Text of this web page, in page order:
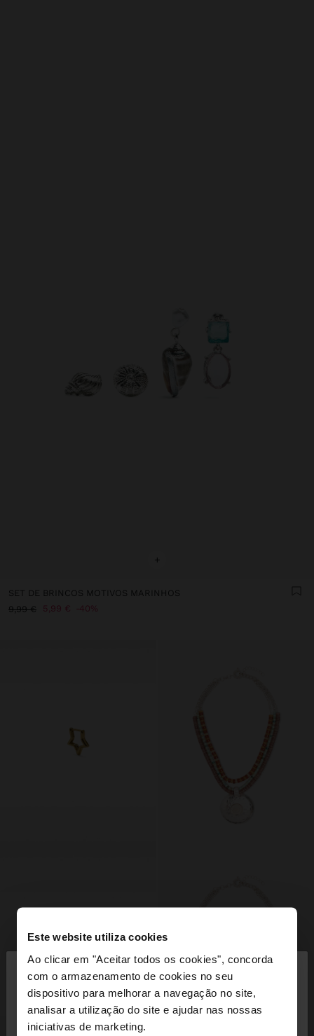
Este website utiliza cookies
Ao clicar em "Aceitar todos os cookies", concorda
com o armazenamento de cookies no seu
dispositivo para melhorar a navegação no site,
analisar a utilização do site e ajudar nas nossas
iniciativas de marketing.
Está a aceder ao site a partir de Portugal. Deseja
navegar no nosso site United States?
+
SET DE BRINCOS MOTIVOS MARINHOS
9,99 €
5,99 € 40%